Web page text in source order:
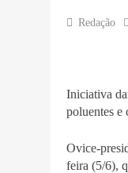
Redação
Iniciativa
poluentes e
Ovice-
feira (5/6),